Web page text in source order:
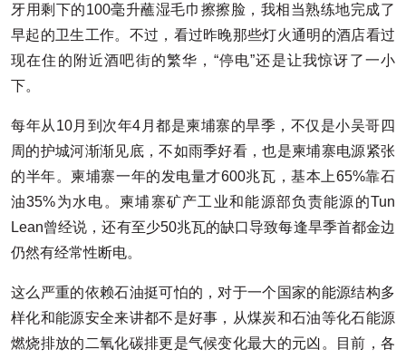
牙用剩下的100毫升蘸湿毛巾擦擦脸，我相当熟练地完成了
早起的卫生工作。不过，看过昨晚那些灯火通明的酒店看过
现在住的附近酒吧街的繁华，“停电”还是让我惊讶了一小
下。
每年从10月到次年4月都是柬埔寨的旱季，不仅是小吴哥四
周的护城河渐渐见底，不如雨季好看，也是柬埔寨电源紧张
的半年。柬埔寨一年的发电量才600兆瓦，基本上65%靠石
油35%为水电。柬埔寨矿产工业和能源部负责能源的Tun
Lean曾经说，还有至少50兆瓦的缺口导致每逢旱季首都金边
仍然有经常性断电。
这么严重的依赖石油挺可怕的，对于一个国家的能源结构多
样化和能源安全来讲都不是好事，从煤炭和石油等化石能源
燃烧排放的二氧化碳排更是气候变化最大的元凶。目前，各